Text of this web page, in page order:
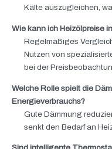
Kälte auszugleichen,
Wie kann ich Heizölpreise
Regelmäßiges
Nutzen von
bei der
Welche Rolle spielt die
Energieverbrauchs?
Gute Dämmung
senkt den Bedarf an